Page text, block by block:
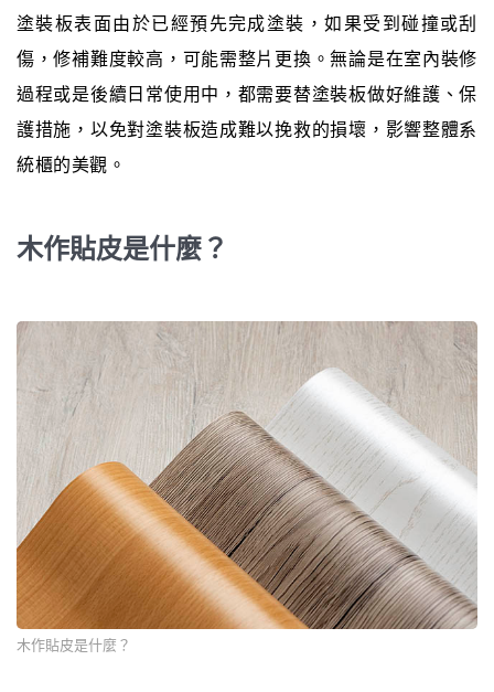
塗裝板表面由於已經預先完成塗裝，如果受到碰撞或刮
傷，修補難度較高，可能需整片更換。無論是在室內裝修
過程或是後續日常使用中，都需要替塗裝板做好維護、保
護措施，以免對塗裝板造成難以挽救的損壞，影響整體系
統櫃的美觀。
木作貼皮是什麼？
木作貼皮是什麼？